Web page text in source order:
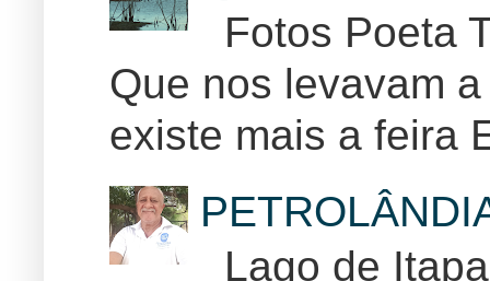
Fotos Poeta
Que nos levavam
existe mais a feira
Lago de